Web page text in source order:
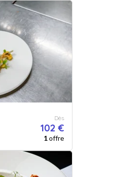
Dès
102 €
1offre